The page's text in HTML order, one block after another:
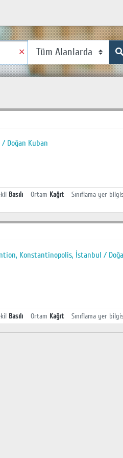
✕
Doğan Kuban
Basılı Ortam Kağıt Sınıflama yer
Konstantinopolis, İstanbul /
Basılı Ortam Kağıt Sınıflama yer